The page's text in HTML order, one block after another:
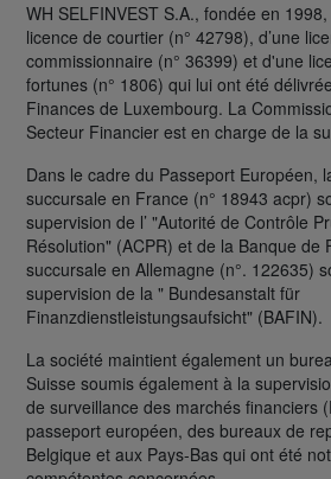
WH SELFINVEST S.A., fondée en 1998,
licence de courtier (n° 42798), d’une
commissionnaire (n° 36399) et d'une
fortunes (n° 1806) qui lui ont été
Finances de Luxembourg. La
Secteur Financier est en charge de la
Dans le cadre du Passeport Européen,
succursale en France (n° 18943 acpr)
supervision de l’ "Autorité de Contrôle
Résolution" (ACPR) et de la Banque de
succursale en Allemagne (n°. 122635)
supervision de la " Bundesanstalt für
Finanzdienstleistungsaufsicht" (BAFIN).
La société maintient également un
Suisse soumis également à la
de surveillance des marchés financiers
passeport européen, des bureaux de
Belgique et aux Pays-Bas qui ont été